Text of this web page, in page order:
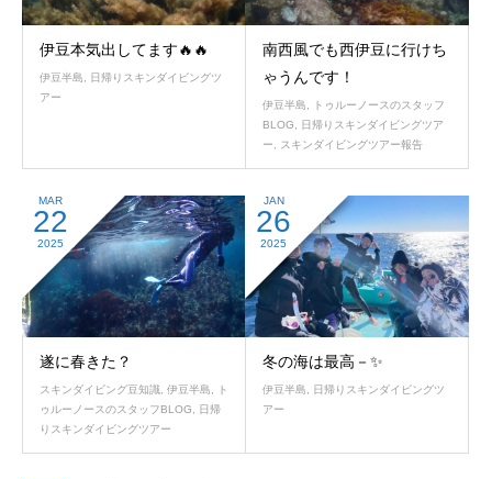
伊豆本気出してます🔥🔥
伊豆半島
日帰りスキンダイビングツ
アー
南西風でも西伊豆に行けち
ゃうんです！
伊豆半島
トゥルーノースのスタッフ
BLOG
日帰りスキンダイビングツア
ー
スキンダイビングツアー報告
MAR
22
2025
遂に春きた？
スキンダイビング豆知識 伊豆半島
ト
ゥルーノースのスタッフBLOG
日帰
りスキンダイビングツアー
JAN
26
2025
冬の海は最高－✨
伊豆半島
日帰りスキンダイビングツ
アー